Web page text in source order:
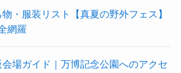
・服装リスト【真夏の野外フェス】
網羅
場ガイド｜万博記念公園へのアクセ